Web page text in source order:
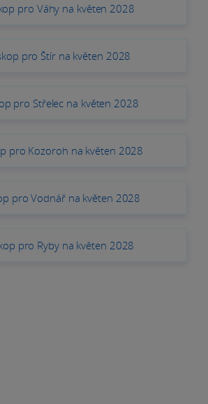
pro Váhy na květen 2028
pro Štír na květen 2028
pro Střelec na květen 2028
pro Kozoroh na květen 2028
pro Vodnář na květen 2028
pro Ryby na květen 2028